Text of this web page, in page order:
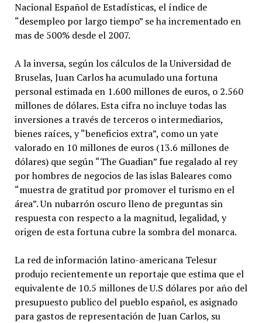
Nacional Español de Estadísticas, el índice de
“desempleo por largo tiempo” se ha incrementado en
mas de 500% desde el 2007.
A la inversa, según los cálculos de la Universidad de
Bruselas, Juan Carlos ha acumulado una fortuna
personal estimada en 1.600 millones de euros, o 2.560
millones de dólares. Esta cifra no incluye todas las
inversiones a través de terceros o intermediarios,
bienes raíces, y “beneficios extra”, como un yate
valorado en 10 millones de euros (13.6 millones de
dólares) que según “The Guadian” fue regalado al rey
por hombres de negocios de las islas Baleares como
“muestra de gratitud por promover el turismo en el
área”. Un nubarrón oscuro lleno de preguntas sin
respuesta con respecto a la magnitud, legalidad, y
origen de esta fortuna cubre la sombra del monarca.
La red de información latino-americana Telesur
produjo recientemente un reportaje que estima que el
equivalente de 10.5 millones de U.S dólares por año del
presupuesto publico del pueblo español, es asignado
para gastos de representación de Juan Carlos, su